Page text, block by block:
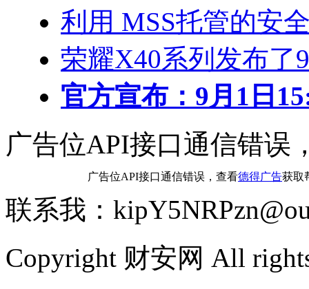
利用 MSS托管的安
荣耀X40系列发布了
官方宣布：9月1日
广告位API接口通信错误
广告位API接口通信错误，查看德得广告获取
联系我：
Copyright 财安网 All